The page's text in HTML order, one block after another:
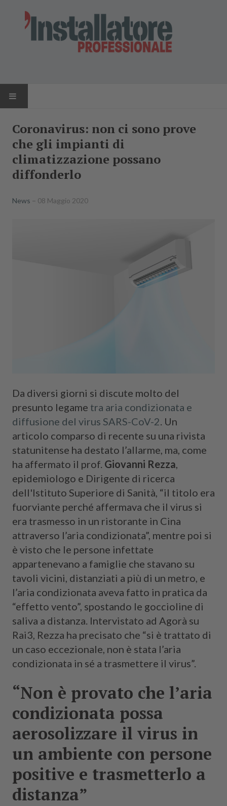
NEWS
AZIENDE
PRODOTTI
Coronavirus: non ci sono prove
che gli impianti di
climatizzazione possano
diffonderlo
News 08 Maggio 2020
Da diversi giorni si discute molto del
presunto legame tra aria condizionata e
diffusione del virus SARS-CoV-2. Un
articolo comparso di recente su una rivista
statunitense ha destato l’allarme, ma, come
ha affermato il prof. Giovanni Rezza,
epidemiologo e Dirigente di ricerca
dell'Istituto Superiore di Sanità, “il titolo era
fuorviante perché affermava che il virus si
era trasmesso in un ristorante in Cina
attraverso l’aria condizionata”, mentre poi si
è visto che le persone infettate
appartenevano a famiglie che stavano su
tavoli vicini, distanziati a più di un metro, e
l’aria condizionata aveva fatto in pratica da
“effetto vento”, spostando le goccioline di
saliva a distanza. Intervistato ad Agorà su
Rai3, Rezza ha precisato che “si è trattato di
un caso eccezionale, non è stata l’aria
condizionata in sé a trasmettere il virus”.
“Non è provato che l’aria
condizionata possa
aerosolizzare il virus in
un ambiente con persone
positive e trasmetterlo a
distanza”